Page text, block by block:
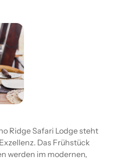
Ridge Safari Lodge steht
Das Frühstück
werden im modernen,